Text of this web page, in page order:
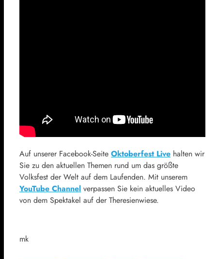
Auf unserer Facebook-Seite Oktoberfest Live halten wir
Sie zu den aktuellen Themen rund um das größte
Volksfest der Welt auf dem Laufenden. Mit unserem
YouTube Channel verpassen Sie kein aktuelles Video
von dem Spektakel auf der Theresienwiese.
mk